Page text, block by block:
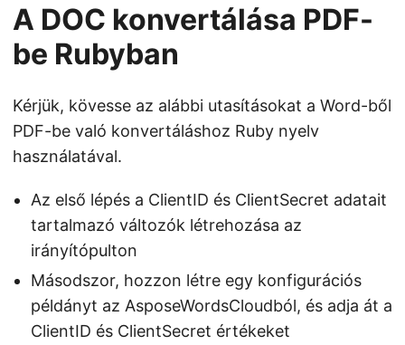
A DOC konvertálása PDF-
be Rubyban
Kérjük, kövesse az alábbi utasításokat a Word-ből
PDF-be való konvertáláshoz Ruby nyelv
használatával.
Az első lépés a ClientID és ClientSecret adatait
tartalmazó változók létrehozása az
irányítópulton
Másodszor, hozzon létre egy konfigurációs
példányt az AsposeWordsCloudból, és adja át a
ClientID és ClientSecret értékeket